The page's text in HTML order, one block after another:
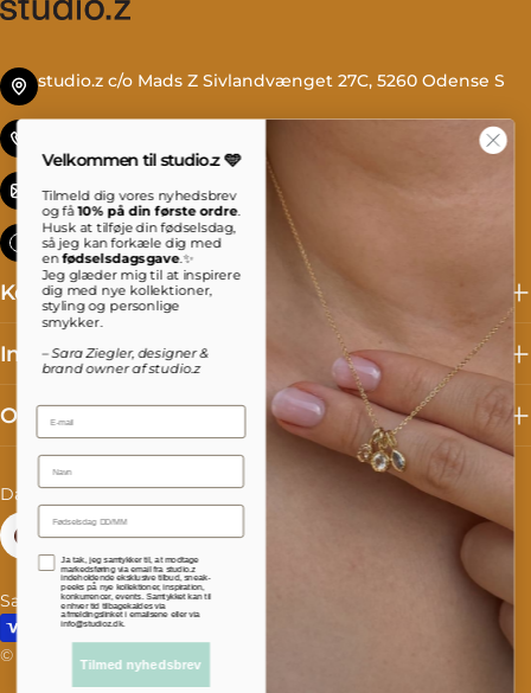
studio.z c/o Mads Z Sivlandvænget 27C, 5260 Odense S
info@studioz.dk
Mandag til torsdag: 8 - 16 Fredag: 8 - 15:30
Kollektioner
Information
Om studio.z
S
p
o
g
Dansk
L
a
n
d
/
Danmark (DKK kr.)
© 2026 studioz.dk Drevet af Shopify
Salgs- og leveringsbetingelser
Betalingsmetoder
Velkommen til studio.z 🩵
Tilmeld dig vores nyhedsbrev
og få10% på din første ordre.
Husk at tilføje din fødselsdag,
så jeg kan forkæle dig med
enfødselsdagsgave.✨
Jeg glæder mig til at inspirere
dig med nye kollektioner,
styling og personlige
smykker.
– Sara Ziegler, designer &
brand owner af studio.z
Email
Name
Accepterer persondatapolitik
Ja tak, jeg samtykker til, at modtage
markedsføring via email fra studio.z
indeholdende eksklusive tilbud, sneak-
peeks på nye kollektioner, inspiration,
konkurrencer, events. Samtykket kan til
enhver tid tilbagekaldes via
afmeldingslinket i emailsene eller via
info@studioz.dk.
Tilmed nyhedsbrev